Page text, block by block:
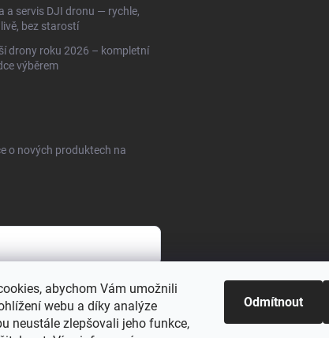
abychom Vám umožnili
webu a díky analýze
neustále zlepšovali jeho funkce,
Odmítnout
a servis DJI dronu — rychle,
bez starostí
drony roku 2026 – kompletní
výběrem
o nových produktech na
údajů